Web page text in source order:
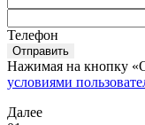
Телефон
Отправить
Нажимая на кнопку
условиями
Далее